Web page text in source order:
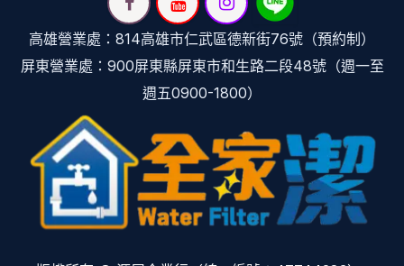
高雄營業處：814高雄市仁武區德新街76號（預約制）
屏東營業處：900屏東縣屏東市和生路二段48號（週一至
週五0900-1800）